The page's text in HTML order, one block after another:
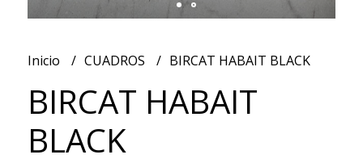
Inicio CUADROS BIRCAT HABAIT BLACK
BIRCAT HABAIT
BLACK